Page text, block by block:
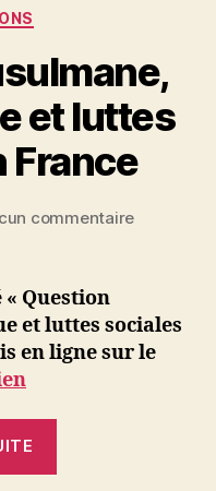
et luttes
France
a
r
N commentairesur
laïque
et
luttes
Question
et luttes sociales
en ligne sur le